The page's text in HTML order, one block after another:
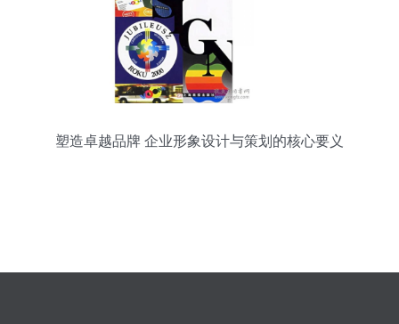
塑造卓越品牌 企业形象设计与策划的核心要义